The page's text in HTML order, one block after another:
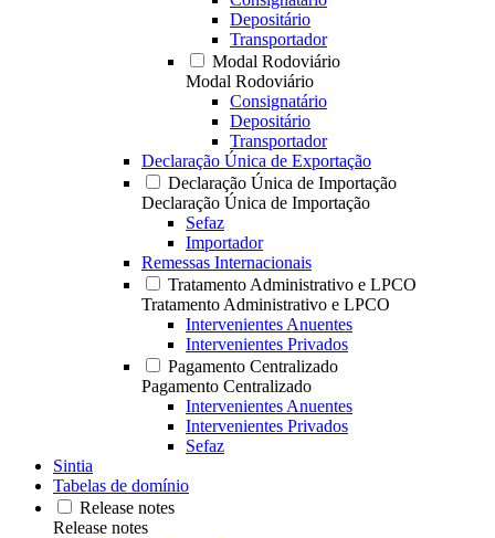
Depositário
Transportador
Modal Rodoviário
Modal Rodoviário
Consignatário
Depositário
Transportador
Declaração Única de Exportação
Declaração Única de Importação
Declaração Única de Importação
Sefaz
Importador
Remessas Internacionais
Tratamento Administrativo e LPCO
Tratamento Administrativo e LPCO
Intervenientes Anuentes
Intervenientes Privados
Pagamento Centralizado
Pagamento Centralizado
Intervenientes Anuentes
Intervenientes Privados
Sefaz
Sintia
Tabelas de domínio
Release notes
Release notes